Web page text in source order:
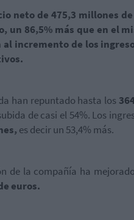
neto de 475,3 millones
un 86,5% más que en el
al incremento de los
han repuntado hasta los
de casi el 54%. Los
es decir un 53,4% más.
de la compañía ha
euros.